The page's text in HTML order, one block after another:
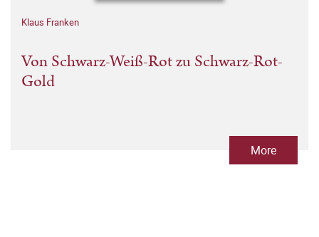
Klaus Franken
Von Schwarz-Weiß-Rot zu Schwarz-Rot-
Gold
More